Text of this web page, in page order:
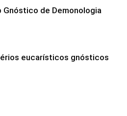
Gnóstico de Demonologia
eucarísticos gnósticos